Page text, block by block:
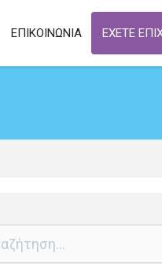
ΕΠΙΚΟΙΝΩΝΙΑ ΕΧΕΤΕ